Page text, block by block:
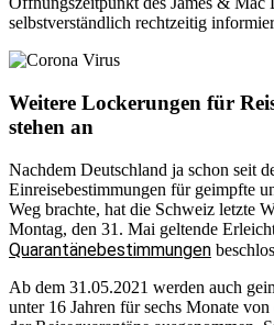
selbstverständlich rechtzeitig
Weitere Lockerungen für
stehen an
Nachdem Deutschland ja schon seit
Einreisebestimmungen für geimpfte
Weg brachte, hat die Schweiz letzte
Montag, den 31. Mai geltende
Quarantänebestimmungen
Ab dem 31.05.2021 werden auch
unter 16 Jahren für sechs Monate